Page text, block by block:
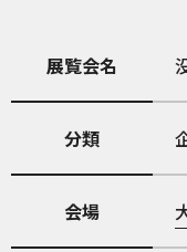
展覧会名
分類
会場